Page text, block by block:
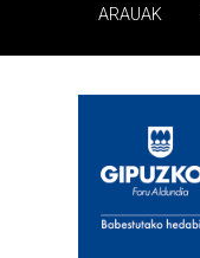
ARAUAK